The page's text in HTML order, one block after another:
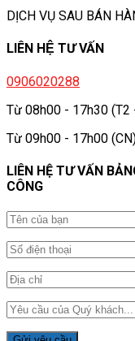
DỊCH VỤ SAU BÁN
LIÊN HỆ TƯ VẤN
0906020288
Từ 08h00 - 17h30 (T2
Từ 09h00 - 17h00
LIÊN HỆ TƯ VẤN
CÔNG